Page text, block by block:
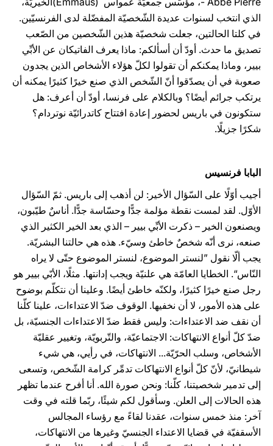
الذي انتخب لسنوات عديدة الشّخصيّة المفضّلة لدى الفرنسيّين.
في كلتا الحالتين، جعلت شخصيّة هذين الشّخصين من الصّعب
تصديق ما حدث. أودّ أن أسألكم: ماذا يعرف الفاتيكان عن الأبِّي
بيير، وماذا يمكنكم أن تقولوا لكلّ هؤلاء الأشخاص الذين يجدون
صعوبة في أن يصدّقوا أنّ الشّخص الذي صنع خيرًا كثيرًا يمكنه أن
يرتكب جرائم أيضًا؟ وبالكلام على فرنسا، أودّ أن أعرف: هل
ستكونون في باريس لحضور إعادة افتتاح كاتدرائيّة نوتردام؟
شكرًا جزيلًا.
البابا فرنسيس
أجيب أوّلًا على السّؤال الأخير: لن أذهب إلى باريس. ثمّ السّؤال
الأوّل. لقد لمست نقطة مؤلمة جدًّا وحسّاسة جدًّا. أناسٌ طيّبون،
ويصنعون الخير – ذكرت الأبِّي بيير – الذي بعد الخير الكثير الذي
صنعه، نرى أنّه شخصٌ خاطئ وسيّء. هذه هي حالتنا البشريّة.
يجب ألّا نقول ”لنستر الموضوع، لنستر الموضوع حتّى لا يراه
النّاس“. الخطايا العامّة هي علنيّة ويجب إدانتها. مثلًا، الأبّي بيير هو
رجل صنع خيرًا كثيرًا، ولكنّه خاطئ أيضًا. وعلينا أن نتكلّم بوضوح
على هذه الأمور، لا أن نخفيها. الوقوف ضدّ الاعتداءات، علينا كلّنا
أن نقف ضد الاعتداءات: وليس فقط ضدّ الاعتداءات الجنسيّة، بل
ضدّ كلّ أنواع الانتهاكات: الاجتماعيّة، والتّربويّة، وتغيير عقليّة
الأشخاص، وسلب الحرّيّة... الانتهاكات، في رأيي، هي شيء
شيطانيّ، لأنّ كلّ أنواع الانتهاكات تدمِّر كرامة الشّخص، وتسعى
إلى تدمير شخصيتنا، كلّنا: ونحن صورة الله. أنا أفرح عندما تظهر
هذه الحالات إلى العلن. وسأقول لكم شيئًا، ربّما قلته في وقت
آخر: منذ خمس سنوات، عقدنا لقاءً مع رؤساء المجالس
الأسقفيّة في قضايا الاعتداء الجنسيّ وغيرها من الانتهاكات،